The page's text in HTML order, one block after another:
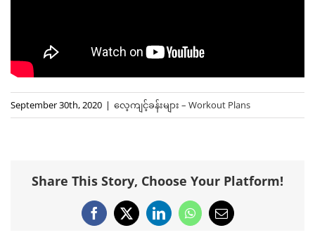
September 30th, 2020 | လေ့ကျင့်ခန်းများ – Workout Plans
Share This Story, Choose Your Platform!
Facebook
X LinkedInWhatsApp
Email